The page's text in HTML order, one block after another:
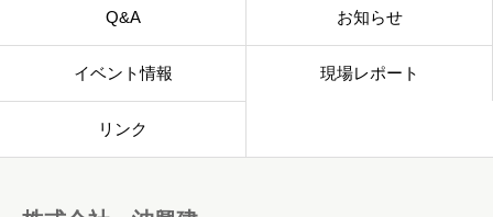
Q&A お知らせ
イベント情報 現場レポート
リンク